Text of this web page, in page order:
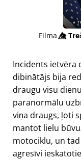
Filma👁️⃤
Incidents ietvēra
dibinātājs bija
draugu visu
paranormālu
viņa draugs, ļoti
mantot lielu
motociklu, un
agresīvi